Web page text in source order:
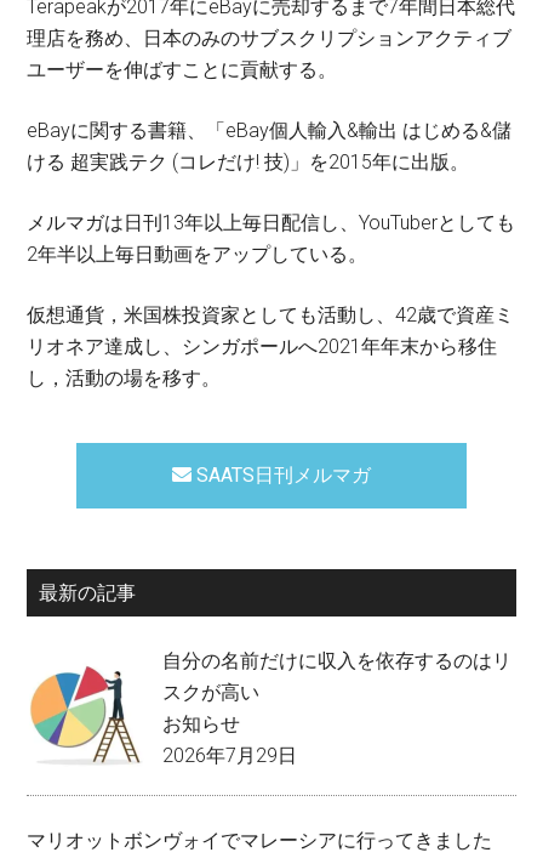
Terapeakが2017年にeBayに売却するまで7年間日本総代
理店を務め、日本のみのサブスクリプションアクティブ
ユーザーを伸ばすことに貢献する。
eBayに関する書籍、「eBay個人輸入&輸出 はじめる&儲
ける 超実践テク (コレだけ! 技)」を2015年に出版。
メルマガは日刊13年以上毎日配信し、YouTuberとしても
2年半以上毎日動画をアップしている。
仮想通貨，米国株投資家としても活動し、42歳で資産ミ
リオネア達成し、シンガポールへ2021年年末から移住
し，活動の場を移す。
SAATS日刊メルマガ
最新の記事
自分の名前だけに収入を依存するのはリ
スクが高い
お知らせ
2026年7月29日
マリオットボンヴォイでマレーシアに行ってきました